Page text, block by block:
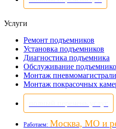
Услуги
Ремонт подъемников
Установка подъемников
Диагностика подъемника
Обслуживание
Монтаж пневмомагистрали
Монтаж покрасочных
Работаем: Москва, МО и